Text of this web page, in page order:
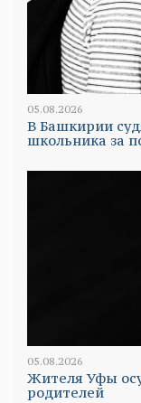
05.08.2026
В Башкирии
школьника за
05.08.2026
Жителя Уфы
родителей